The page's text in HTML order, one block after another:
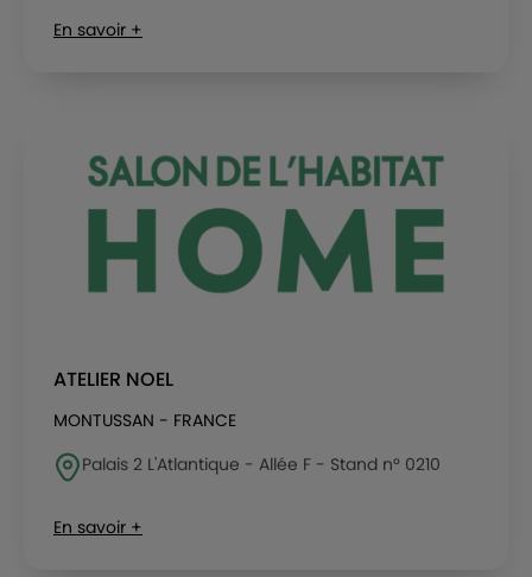
En savoir +
ATELIER NOEL
MONTUSSAN - FRANCE
Palais 2 L'Atlantique - Allée F - Stand n° 0210
En savoir +